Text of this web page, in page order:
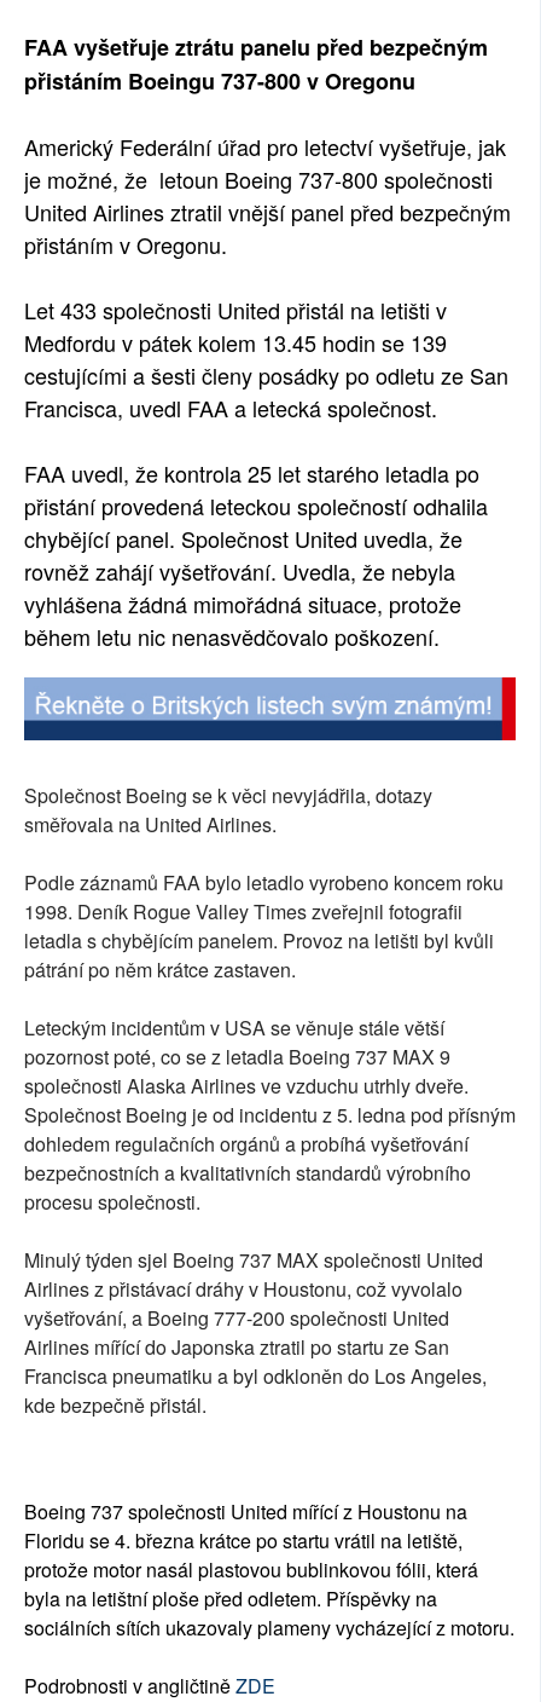
RUBRIKY
PLNÁ VERZE STRÁNEK
FAA vyšetřuje ztrátu panelu před bezpečným
přistáním Boeingu 737-800 v Oregonu
Americký Federální úřad pro letectví vyšetřuje, jak
je možné, že letoun Boeing 737-800 společnosti
United Airlines ztratil vnější panel před bezpečným
přistáním v Oregonu.
Let 433 společnosti United přistál na letišti v
Medfordu v pátek kolem 13.45 hodin se 139
cestujícími a šesti členy posádky po odletu ze San
Francisca, uvedl FAA a letecká společnost.
FAA uvedl, že kontrola 25 let starého letadla po
přistání provedená leteckou společností odhalila
chybějící panel. Společnost United uvedla, že
rovněž zahájí vyšetřování. Uvedla, že nebyla
vyhlášena žádná mimořádná situace, protože
během letu nic nenasvědčovalo poškození.
Společnost Boeing se k věci nevyjádřila, dotazy
směřovala na United Airlines.
Podle záznamů FAA bylo letadlo vyrobeno koncem roku
1998. Deník Rogue Valley Times zveřejnil fotografii
letadla s chybějícím panelem. Provoz na letišti byl kvůli
pátrání po něm krátce zastaven.
Leteckým incidentům v USA se věnuje stále větší
pozornost poté, co se z letadla Boeing 737 MAX 9
společnosti Alaska Airlines ve vzduchu utrhly dveře.
Společnost Boeing je od incidentu z 5. ledna pod přísným
dohledem regulačních orgánů a probíhá vyšetřování
bezpečnostních a kvalitativních standardů výrobního
procesu společnosti.
Minulý týden sjel Boeing 737 MAX společnosti United
Airlines z přistávací dráhy v Houstonu, což vyvolalo
vyšetřování, a Boeing 777-200 společnosti United
Airlines mířící do Japonska ztratil po startu ze San
Francisca pneumatiku a byl odkloněn do Los Angeles,
kde bezpečně přistál.
Boeing 737 společnosti United mířící z Houstonu na
Floridu se 4. března krátce po startu vrátil na letiště,
protože motor nasál plastovou bublinkovou fólii, která
byla na letištní ploše před odletem. Příspěvky na
sociálních sítích ukazovaly plameny vycházející z motoru.
Podrobnosti v angličtiněZDE